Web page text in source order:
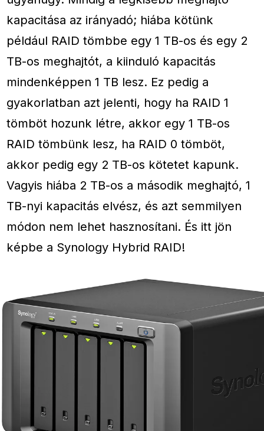
kapacitása az irányadó; hiába kötünk
például RAID tömbbe egy 1 TB-os és egy 2
TB-os meghajtót, a kiinduló kapacitás
mindenképpen 1 TB lesz. Ez pedig a
gyakorlatban azt jelenti, hogy ha RAID 1
tömböt hozunk létre, akkor egy 1 TB-os
RAID tömbünk lesz, ha RAID 0 tömböt,
akkor pedig egy 2 TB-os kötetet kapunk.
Vagyis hiába 2 TB-os a második meghajtó, 1
TB-nyi kapacitás elvész, és azt semmilyen
módon nem lehet hasznosítani. És itt jön
képbe a Synology Hybrid RAID!